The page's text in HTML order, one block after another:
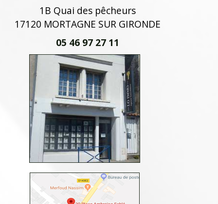
1B Quai des pêcheurs
17120 MORTAGNE SUR GIRONDE
05 46 97 27 11